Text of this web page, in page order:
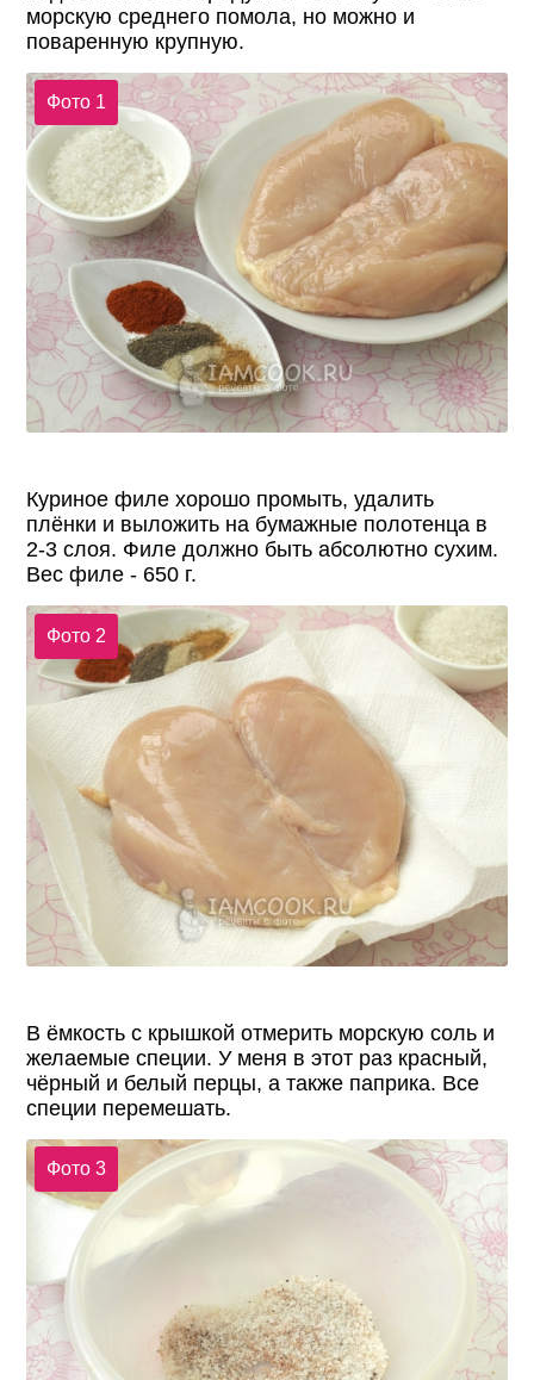
морскую среднего помола, но можно и
поваренную крупную.
Фото 1
Куриное филе хорошо промыть, удалить
плёнки и выложить на бумажные полотенца в
2-3 слоя. Филе должно быть абсолютно сухим.
Вес филе - 650 г.
Фото 2
В ёмкость с крышкой отмерить морскую соль и
желаемые специи. У меня в этот раз красный,
чёрный и белый перцы, а также паприка. Все
специи перемешать.
Фото 3